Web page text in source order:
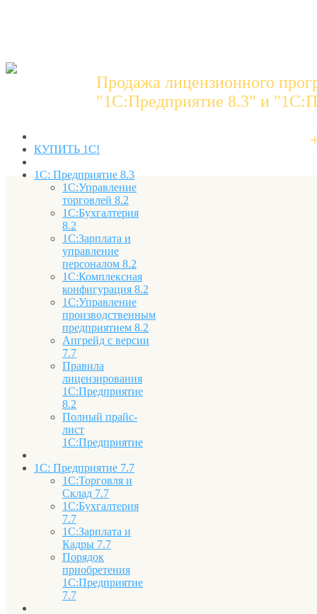
Продажа лицензионного
"1C:Предприятие 8.3" и
КУПИТЬ 1С!
1С: Предприятие 8.3
1С:Управление
торговлей 8.2
1С:Бухгалтерия
8.2
1С:Зарплата и
управление
персоналом 8.2
1С:Комплексная
конфигурация 8.2
1С:Управление
производственным
предприятием 8.2
Апгрейд с версии
7.7
Правила
лицензирования
1С:Предприятие
8.2
Полный прайс-
лист
1С:Предприятие
1С: Предприятие 7.7
1С:Торговля и
Склад 7.7
1С:Бухгалтерия
7.7
1С:Зарплата и
Кадры 7.7
Порядок
приобретения
1С:Предприятие
7.7